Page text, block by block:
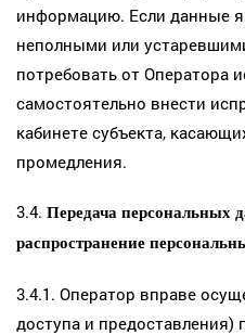
информацию. Если данные
неполными или
потребовать от Оператора
самостоятельно внести
кабинете субъекта,
промедления.
3.4. Передача персональных
распространение
3.4.1. Оператор вправе
доступа и